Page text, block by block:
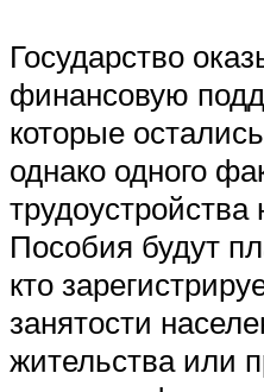
Государство
финансовую
которые
однако одного
трудоустройства
Пособия будут
кто
занятости
жительства или